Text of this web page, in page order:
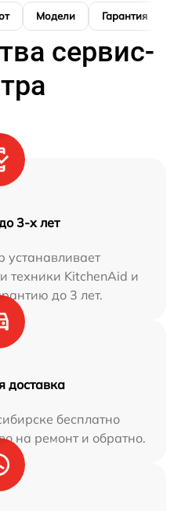
Модели Гарантия
сервис-
3-х лет
устанавливает
техники KitchenAid и
до 3 лет.
доставка
бесплатно
на ремонт и обратно.